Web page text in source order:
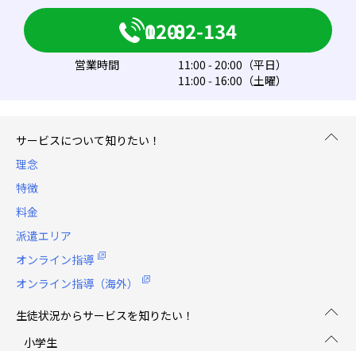
0120-082-134
営業時間
11:00 - 20:00（平日）
11:00 - 16:00（土曜）
サービスについて知りたい！
理念
特徴
料金
派遣エリア
オンライン指導
オンライン指導（海外）
生徒状況からサービスを知りたい！
小学生